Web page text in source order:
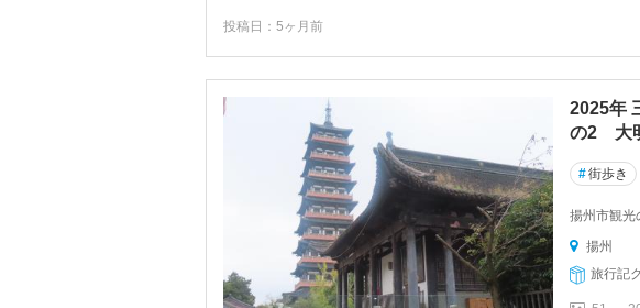
大同
投稿日：5ヶ月前
2025年
の2 大
#街歩き
揚州市観光
揚州
旅行記